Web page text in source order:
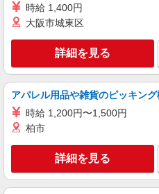
時給1400
頂くと, インセンテ
い・週払い可
+゜・。○。・
静岡県静岡
キープ
株式会社シエロ
【au】人気
時給1500
（規定あり） ゜+゜・。○。・゜+゜・。○。・゜
+゜ 入社祝い金10万
頂くと, インセンテ
静岡県静岡
時給 1,400円
大阪市城東区
詳細を見る
アパレル用品や雑貨のピッキン
時給 1,200円〜1,500円
柏市
詳細を見る